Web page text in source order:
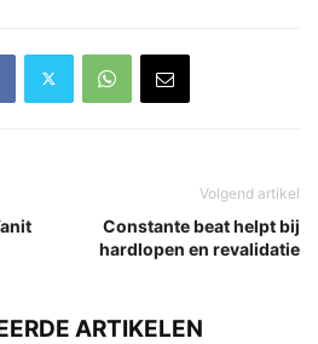
Volgend artikel
Constante beat helpt bij
hardlopen en revalidatie
ARTIKELEN